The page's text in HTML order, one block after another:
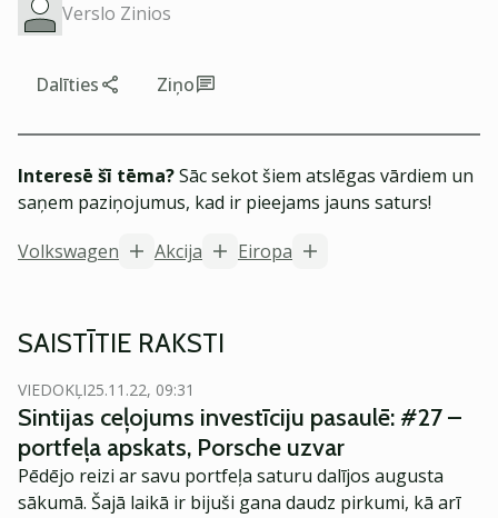
Verslo Zinios
Dalīties Ziņo
Interesē šī tēma?Sāc sekot šiem atslēgas vārdiem un
saņem paziņojumus, kad ir pieejams jauns saturs!
Volkswagen
Akcija Eiropa
SAISTĪTIE RAKSTI
VIEDOKĻI25.11.22, 09:31
Sintijas ceļojums investīciju pasaulē: #27 –
portfeļa apskats, Porsche uzvar
Pēdējo reizi ar savu portfeļa saturu dalījos augusta
sākumā. Šajā laikā ir bijuši gana daudz pirkumi, kā arī